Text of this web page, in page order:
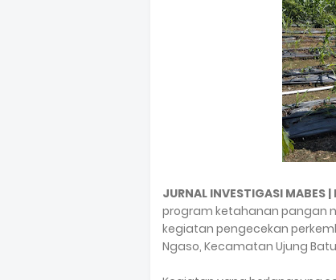
JURNAL INVESTIGASI MABES |
program ketahanan pangan
kegiatan pengecekan
Ngaso, Kecamatan Ujung